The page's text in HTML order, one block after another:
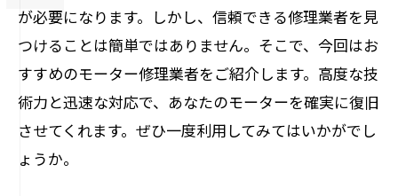
が必要になります。しかし、信頼できる修理業者を見
つけることは簡単ではありません。そこで、今回はお
すすめのモーター修理業者をご紹介します。高度な技
術力と迅速な対応で、あなたのモーターを確実に復旧
させてくれます。ぜひ一度利用してみてはいかがでし
ょうか。